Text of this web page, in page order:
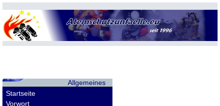
Allgemeines
Startseite
Vorwort